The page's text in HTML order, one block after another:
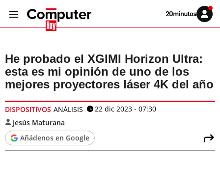
Volver
Iniciar
sesión
He probado el XGIMI Horizon Ultra:
esta es mi opinión de uno de los
mejores proyectores láser 4K del año
DISPOSITIVOS ANÁLISIS
22 dic 2023 - 07:30
Jesús Maturana
Añádenos en Google